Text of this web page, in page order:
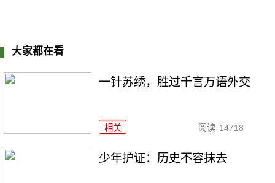
大家都在看
一针苏绣，胜过千言万语外交
相关 阅读 14718
少年护证：历史不容抹去